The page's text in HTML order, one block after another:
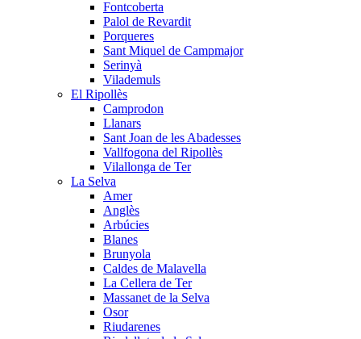
Fontcoberta
Palol de Revardit
Porqueres
Sant Miquel de Campmajor
Serinyà
Vilademuls
El Ripollès
Camprodon
Llanars
Sant Joan de les Abadesses
Vallfogona del Ripollès
Vilallonga de Ter
La Selva
Amer
Anglès
Arbúcies
Blanes
Brunyola
Caldes de Malavella
La Cellera de Ter
Massanet de la Selva
Osor
Riudarenes